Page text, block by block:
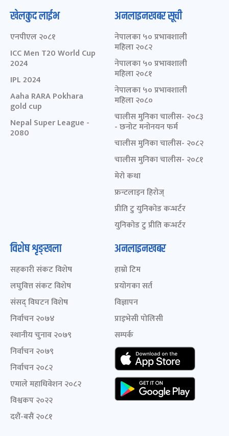
खेलकुद लाईभ
एनपीएल २०८१
ICC Men T20 World Cup
2024
IPL 2024
Aaha RARA Pokhara
gold cup
Nepal Super League -
2080
अनलाइनखबर सूची
नेपालका ५० प्रभावशाली
महिला २०८२
नेपालका ५० प्रभावशाली
महिला २०८१
नेपालका ५० प्रभावशाली
महिला २०८०
चालीस मुनिका चालीस- २०८३
- छनोट मनोनयन फर्म
चालीस मुनिका चालीस- २०८२
चालीस मुनिका चालीस- २०८१
मेरो कथा
फ्रन्टलाइन हिरोज्
प्रीति टु युनिकोड कन्भर्टर
युनिकोड टु प्रीति कन्भर्टर
विशेष शृङ्खला
सहकारी संकट विशेष
लघुवित्त संकट विशेष
संसद् विघटन विशेष
निर्वाचन २०७४
स्थानीय चुनाव २०७९
निर्वाचन २०७९
निर्वाचन २०८२
एमाले महाधिवेशन २०८२
विश्वकप २०२२
दशैं-बसैं २०८१
अनलाइनखबर
हाम्रो टिम
प्रयोगका सर्त
विज्ञापन
प्राइभेसी पोलिसी
सम्पर्क